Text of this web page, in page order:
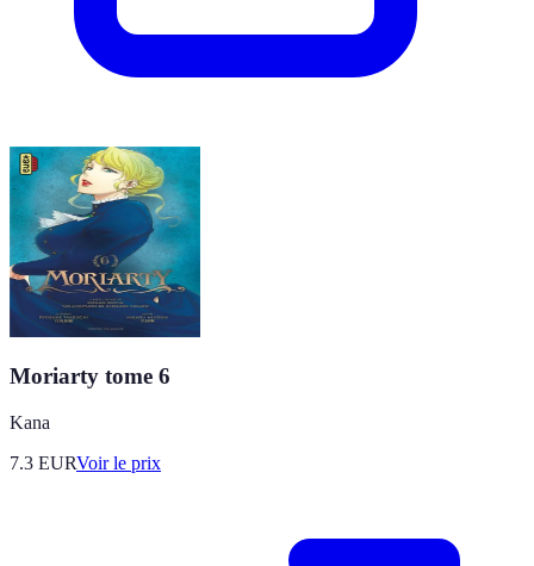
Moriarty tome 6
Kana
7.3 EURVoir le prix